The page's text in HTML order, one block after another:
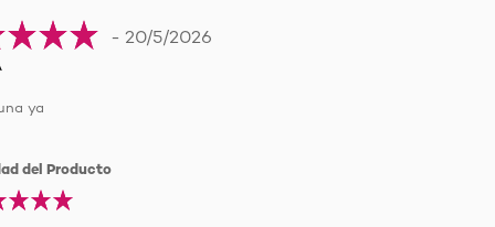
- 20/5/2026
ya
del Producto